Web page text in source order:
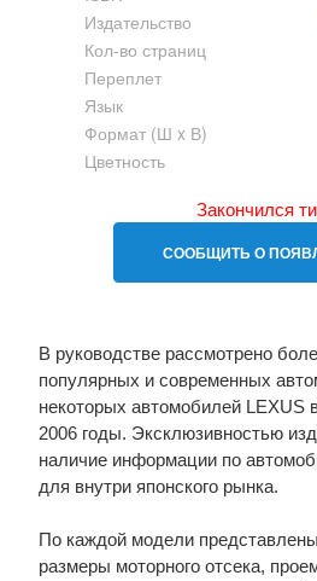
Издательство
Кол-во страниц
Переплет
Язык
Формат (Ш x В)
Цветность
Закончился
СООБЩИТЬ О
В руководстве рассмотрено
популярных и современных
некоторых автомобилей LEXUS
2006 годы. Эксклюзивностью
наличие информации по
для внутри японского рынка.
По каждой модели
размеры моторного отсека,